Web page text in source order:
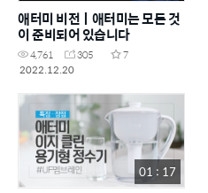
애터미 비전ㅣ애터미는 모든 것
이 준비되어 있습니다
4,761 305
7
2022.12.20
01 : 17